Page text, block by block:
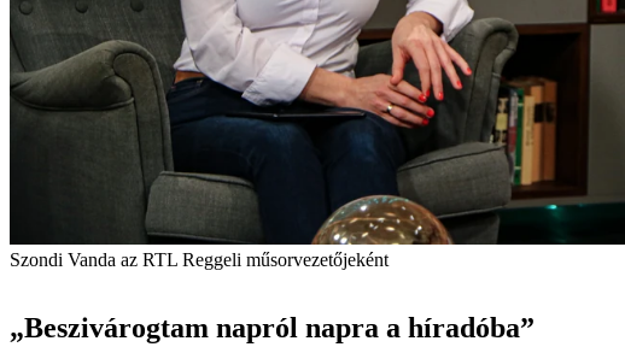
Szondi Vanda az RTL Reggeli műsorvezetőjeként
„Beszivárogtam napról napra a híradóba”